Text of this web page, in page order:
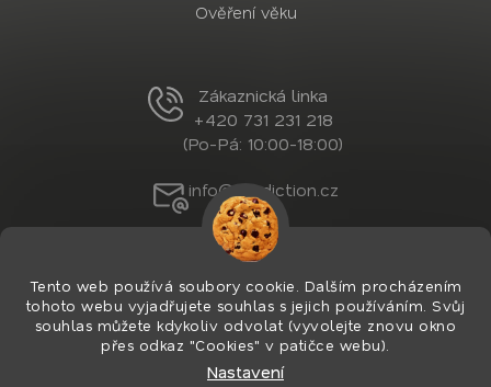
Tento web používá soubory cookie. Dalším procházením
tohoto webu vyjadřujete souhlas s jejich používáním. Svůj
souhlas můžete kdykoliv odvolat (vyvolejte znovu okno
přes odkaz "Cookies" v patičce webu).
Nastavení
Ověření věku
Zákaznická linka
+420 731 231 218
(Po-Pá: 10:00-18:00)
info@nordiction.cz
Vytvořil Shoptet Premium